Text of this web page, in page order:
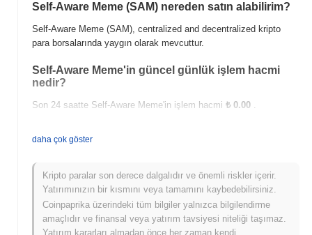
Self-Aware Meme (SAM) nereden satın alabilirim?
Self-Aware Meme (SAM), centralized and decentralized kripto
para borsalarında yaygın olarak mevcuttur.
Self-Aware Meme'in güncel günlük işlem hacmi
nedir?
Son 24 saatte Self-Aware Meme'in işlem hacmi ₺ 0.00 .
Tüm Zamanların En Düşük Değeri (ATL):
Self-Aware Meme şu anda ATH'sinin ~99.40%altında işlem
görüyor .
daha çok göster
Kripto paralar son derece dalgalıdır ve önemli riskler içerir.
Yatırımınızın bir kısmını veya tamamını kaybedebilirsiniz.
Coinpaprika üzerindeki tüm bilgiler yalnızca bilgilendirme
amaçlıdır ve finansal veya yatırım tavsiyesi niteliği taşımaz.
Yatırım kararları almadan önce her zaman kendi